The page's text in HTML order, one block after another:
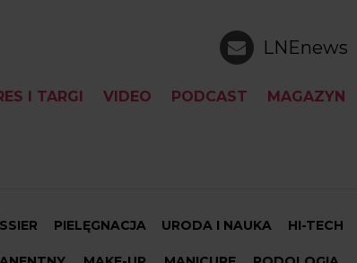
LNEnews
I TARGI VIDEO PODCAST MAGAZYN
PIELĘGNACJA URODA I NAUKA HI-TECH